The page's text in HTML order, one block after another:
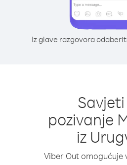
Iz glave razgovora
Savjeti
pozivanje
iz
Viber Out omogućuje